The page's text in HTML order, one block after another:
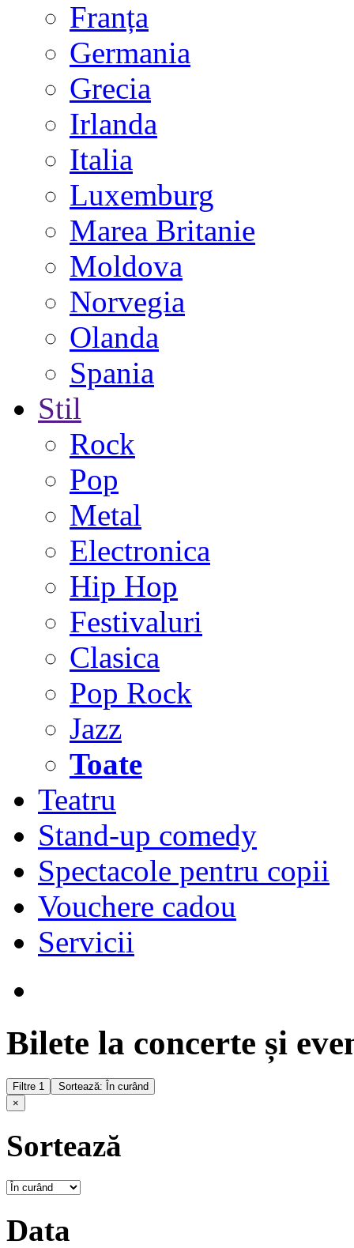
Franța
Germania
Grecia
Irlanda
Italia
Luxemburg
Marea Britanie
Moldova
Norvegia
Olanda
Spania
Stil
Rock
Pop
Metal
Electronica
Hip Hop
Festivaluri
Clasica
Pop Rock
Jazz
Toate
Teatru
Stand-up comedy
Spectacole pentru copii
Vouchere cadou
Servicii
Bilete la concerte și
Filtre 1
Sortează: În curând
×
Sortează
Data